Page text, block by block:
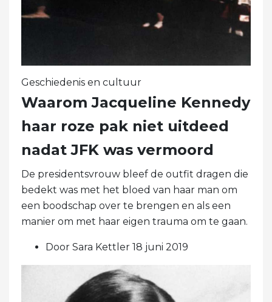
Geschiedenis en cultuur
Waarom Jacqueline Kennedy
haar roze pak niet uitdeed
nadat JFK was vermoord
De presidentsvrouw bleef de outfit dragen die
bedekt was met het bloed van haar man om
een ​​boodschap over te brengen en als een
manier om met haar eigen trauma om te gaan.
Door Sara Kettler 18 juni 2019